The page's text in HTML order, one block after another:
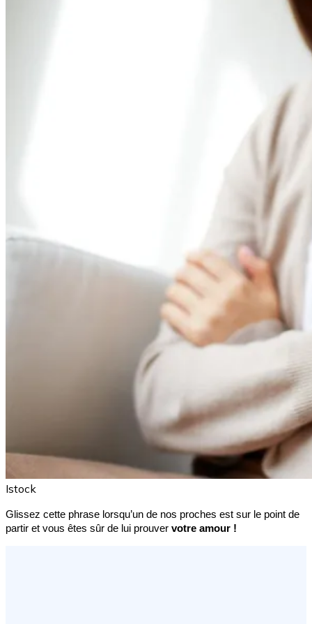
Istock
Glissez cette phrase lorsqu’un de nos proches est sur le point de
partir et vous êtes sûr de lui prouver votre amour !